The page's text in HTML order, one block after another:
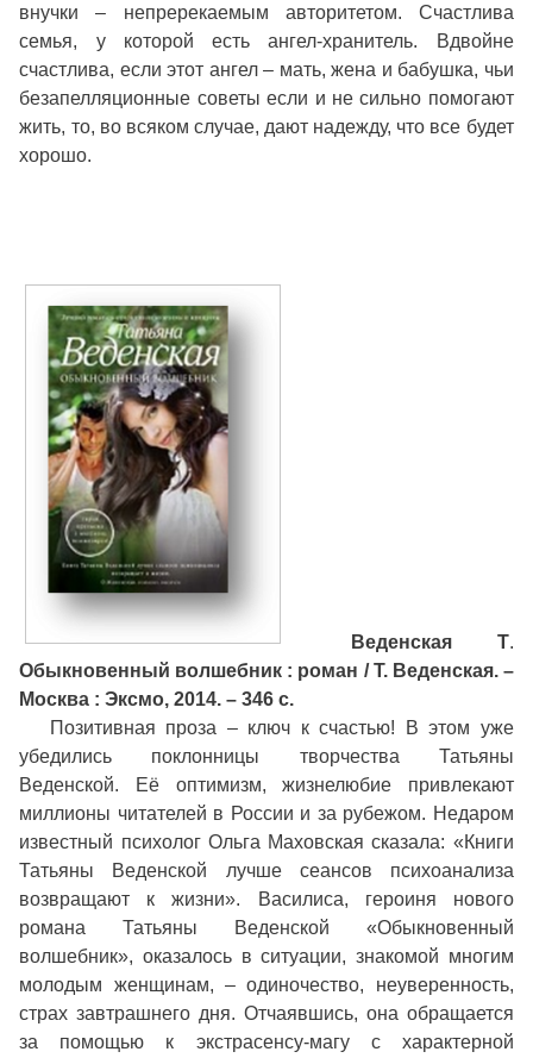
внучки – непререкаемым авторитетом. Счастлива
семья, у которой есть ангел-хранитель. Вдвойне
счастлива, если этот ангел – мать, жена и бабушка, чьи
безапелляционные советы если и не сильно помогают
жить, то, во всяком случае, дают надежду, что все будет
хорошо.
Веденская Т.
Обыкновенный волшебник : роман / Т. Веденская. –
Москва : Эксмо, 2014. – 346 с.
Позитивная проза – ключ к счастью! В этом уже
убедились поклонницы творчества Татьяны
Веденской. Её оптимизм, жизнелюбие привлекают
миллионы читателей в России и за рубежом. Недаром
известный психолог Ольга Маховская сказала: «Книги
Татьяны Веденской лучше сеансов психоанализа
возвращают к жизни». Василиса, героиня нового
романа Татьяны Веденской «Обыкновенный
волшебник», оказалось в ситуации, знакомой многим
молодым женщинам, – одиночество, неуверенность,
страх завтрашнего дня. Отчаявшись, она обращается
за помощью к экстрасенсу-магу с характерной